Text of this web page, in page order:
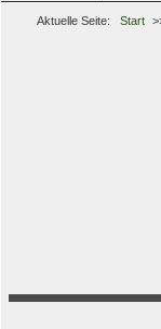
Aktuelle Seite: Start